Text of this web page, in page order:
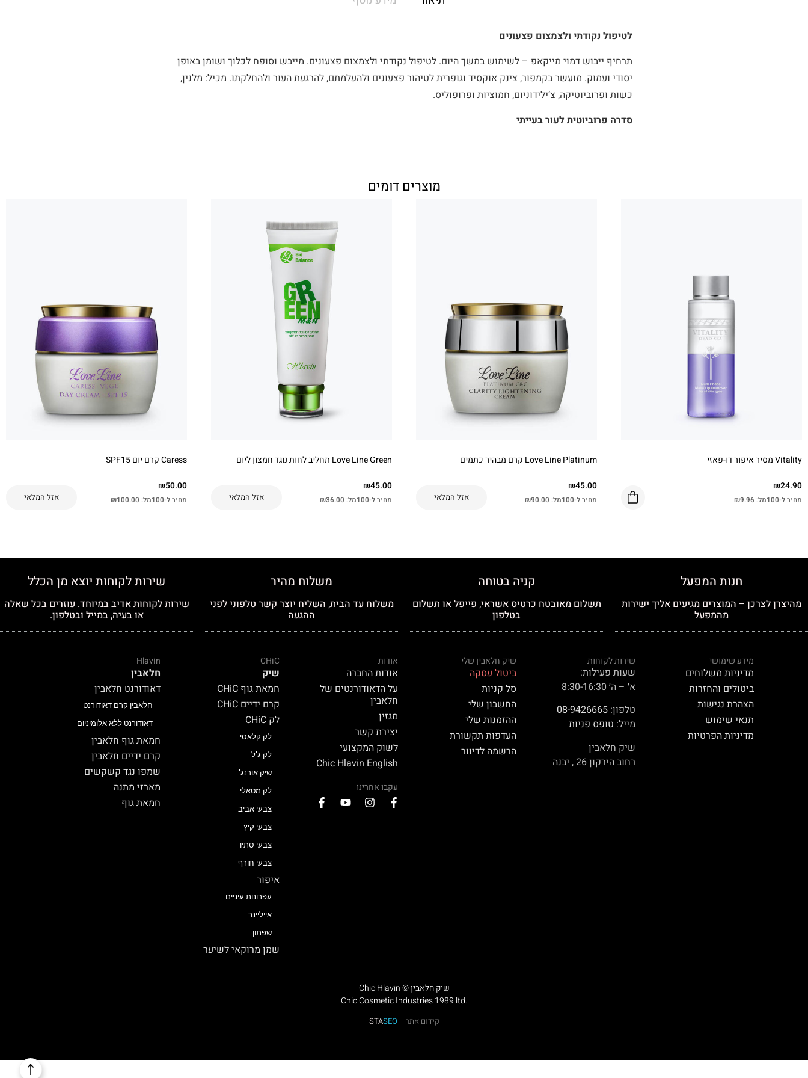
לטיפול נקודתי ולצמצום פצעונים
תרחיף ייבוש דמוי מייקאפ – לשימוש במשך היום. לטיפול נקודתי ולצמצום פצעונים. מייבש וסופח לכלוך ושומן באופן
יסודי ועמוק. מועשר בקמפור, צינק אוקסיד וגופרית לטיהור פצעונים ולהעלמתם, להרגעת העור ולהחלקתו. מכיל: מלנין,
כשות ופרוביוטיקה, צ’ילידוניום, חמוציות ופרופוליס.
סדרה פרוביוטית לעור בעייתי
מוצרים דומים
Vitality מסיר איפור דו-פאזי
₪24.90
מחיר ל-100מל: ₪9.96
Love Line Platinum קרם מבהיר כתמים
₪45.00
מחיר ל-100מל: ₪90.00 אזל המלאי
Love Line Green תחליב לחות נוגד חמצון ליום
₪45.00
מחיר ל-100מל: ₪36.00 אזל המלאי
Caress קרם יום SPF15
₪50.00
מחיר ל-100מל: ₪100.00 אזל המלאי
חנות המפעל
מהיצרן לצרכן – המוצרים מגיעים אליך ישירות
מהמפעל
קניה בטוחה
תשלום מאובטח כרטיס אשראי, פייפל או תשלום
בטלפון
משלוח מהיר
משלוח עד הבית, השליח יוצר קשר טלפוני לפני
ההגעה
שירות לקוחות יוצא מן הכלל
שירות לקוחות אדיב במיוחד. עוזרים בכל שאלה
או בעיה, במייל ובטלפון.
מידע שימושי
מדיניות משלוחים
ביטולים והחזרות
הצהרת נגישות
תנאי שימוש
מדיניות הפרטיות
שירות לקוחות
שעות פעילות:
א׳ – ה׳ 8:30-16:30
טלפון:08-9426665
מייל: טופס פניות
שיק חלאבין
רחוב הירקון 26 , יבנה
שיק חלאבין שלי
ביטול עסקה
סל קניות
החשבון שלי
ההזמנות שלי
העדפות תקשורת
הרשמה לדיוור
אודות
אודות החברה
על הדאודורנטים של
חלאבין
מגזין
יצירת קשר
לשוק המקצועי
Chic Hlavin English
עקבו אחרינו
CHiC
שיק
חמאת גוף CHiC
קרם ידיים CHiC
לק CHiC
לק קלאסי
לק ג’ל
שיק אורנג’
לק מטאלי
צבעי אביב
צבעי קיץ
צבעי סתיו
צבעי חורף
איפור
עפרונות עיניים
אייליינר
שפתון
שמן מרוקאי לשיער
Hlavin
חלאבין
דאודורנט חלאבין
חלאבין קרם דאודורנט
דאודורנט ללא אלומיניום
חמאת גוף חלאבין
קרם ידיים חלאבין
שמפו נגד קשקשים
מארזי מתנה
חמאת גוף
Chic Hlavin © שיק חלאבין
Chic Cosmetic Industries 1989 ltd.
קידום אתר – STASEO